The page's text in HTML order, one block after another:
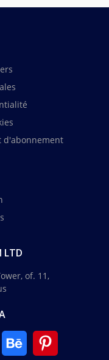
d'abonnement
LTD
of. 11,